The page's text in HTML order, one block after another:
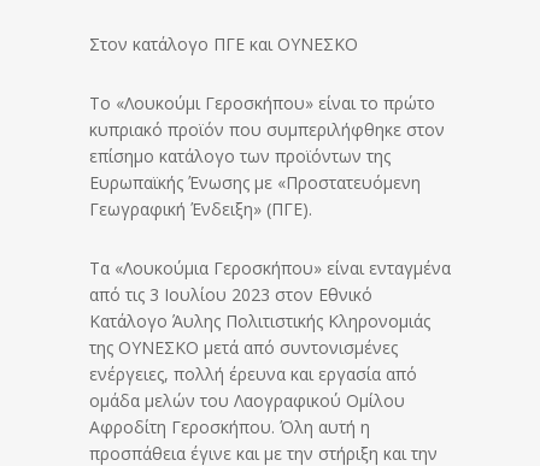
Στον κατάλογο ΠΓΕ και ΟΥΝΕΣΚΟ
Το «Λουκούμι Γεροσκήπου» είναι το πρώτο
κυπριακό προϊόν που συμπεριλήφθηκε στον
επίσημο κατάλογο των προϊόντων της
Ευρωπαϊκής Ένωσης με «Προστατευόμενη
Γεωγραφική Ένδειξη» (ΠΓΕ).
Tα «Λουκούμια Γεροσκήπου» είναι ενταγμένα
από τις 3 Ιουλίου 2023 στον Εθνικό
Κατάλογο Άυλης Πολιτιστικής Κληρονομιάς
της ΟΥΝΕΣΚΟ μετά από συντονισμένες
ενέργειες, πολλή έρευνα και εργασία από
ομάδα μελών του Λαογραφικού Ομίλου
Αφροδίτη Γεροσκήπου. Όλη αυτή η
προσπάθεια έγινε και με την στήριξη και την